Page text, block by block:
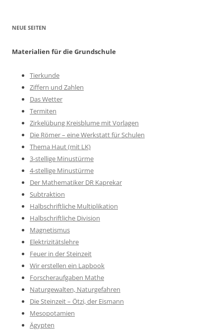
NEUE SEITEN
Materialien für die Grundschule
Tierkunde
Ziffern und Zahlen
Das Wetter
Termiten
Zirkelübung Kreisblume mit Vorlagen
Die Römer – eine Werkstatt für Schulen
Thema Haut (mit LK)
3-stellige Minustürme
4-stellige Minustürme
Der Mathematiker DR Kaprekar
Subtraktion
Halbschriftliche Multiplikation
Halbschriftliche Division
Magnetismus
Elektrizitätslehre
Feuer in der Steinzeit
Wir erstellen ein Lapbook
Forscheraufgaben Mathe
Naturgewalten, Naturgefahren
Die Steinzeit – Ötzi, der Eismann
Mesopotamien
Ägypten